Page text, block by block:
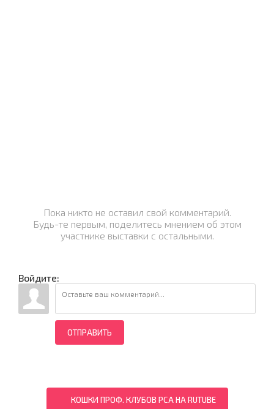
Пока никто не оставил свой комментарий.
Будь-те первым, поделитесь мнением об этом
участнике выставки с остальными.
Войдите:
ОТПРАВИТЬ
КОШКИ ПРОФ. КЛУБОВ PCA НА RUTUBE